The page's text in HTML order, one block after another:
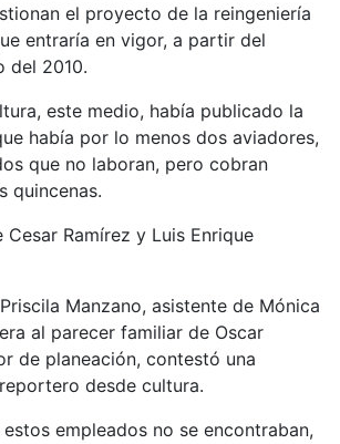
el proyecto de la reingeniería
entraría en vigor, a partir del
del 2010.
este medio, había publicado la
había por lo menos dos aviadores,
que no laboran, pero cobran
quincenas.
Cesar Ramírez y Luis Enrique
Manzano, asistente de Mónica
al parecer familiar de Oscar
de planeación, contestó una
desde cultura.
empleados no se encontraban,